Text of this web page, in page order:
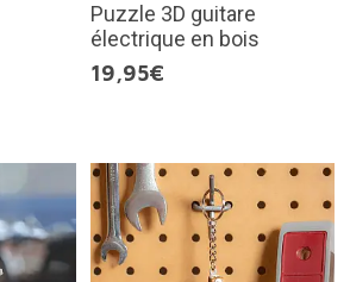
Puzzle 3D guitare
électrique en bois
19,95€